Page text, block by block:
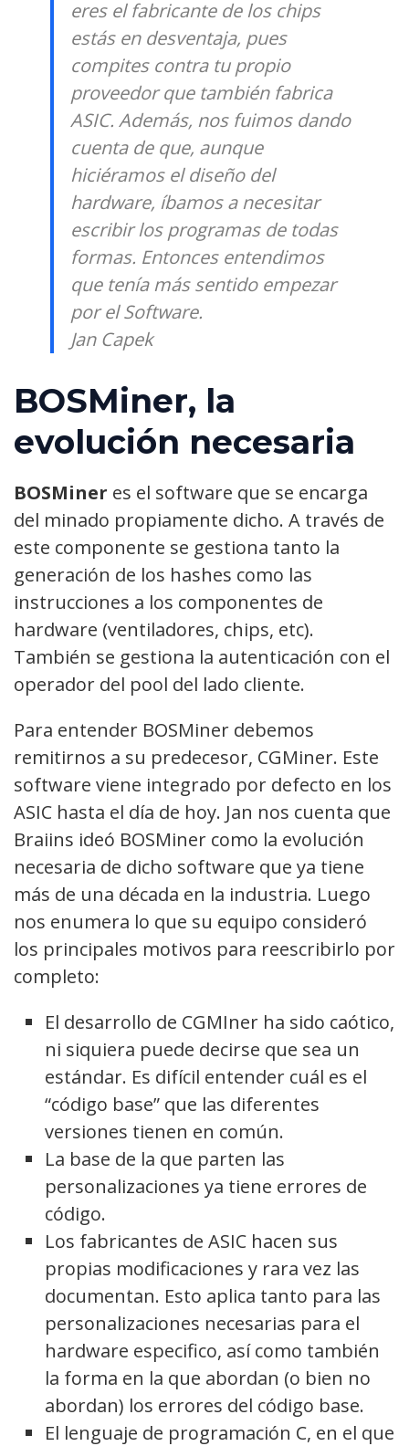
eres el fabricante de los chips
estás en desventaja, pues
compites contra tu propio
proveedor que también fabrica
ASIC. Además, nos fuimos dando
cuenta de que, aunque
hiciéramos el diseño del
hardware, íbamos a necesitar
escribir los programas de todas
formas. Entonces entendimos
que tenía más sentido empezar
por el Software.
Jan Capek
BOSMiner, la
evolución necesaria
BOSMiner es el software que se encarga
del minado propiamente dicho. A través de
este componente se gestiona tanto la
generación de los hashes como las
instrucciones a los componentes de
hardware (ventiladores, chips, etc).
También se gestiona la autenticación con el
operador del pool del lado cliente.
Para entender BOSMiner debemos
remitirnos a su predecesor, CGMiner. Este
software viene integrado por defecto en los
ASIC hasta el día de hoy. Jan nos cuenta que
Braiins ideó BOSMiner como la evolución
necesaria de dicho software que ya tiene
más de una década en la industria. Luego
nos enumera lo que su equipo consideró
los principales motivos para reescribirlo por
completo:
El desarrollo de CGMIner ha sido caótico,
ni siquiera puede decirse que sea un
estándar. Es difícil entender cuál es el
“código base” que las diferentes
versiones tienen en común.
La base de la que parten las
personalizaciones ya tiene errores de
código.
Los fabricantes de ASIC hacen sus
propias modificaciones y rara vez las
documentan. Esto aplica tanto para las
personalizaciones necesarias para el
hardware especifico, así como también
la forma en la que abordan (o bien no
abordan) los errores del código base.
El lenguaje de programación C, en el que